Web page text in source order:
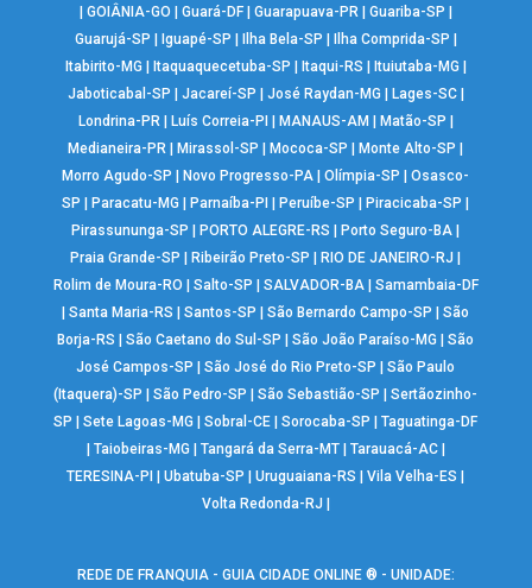
GOIÂNIA-GO Guará-DF| Guarapuava-PR| Guariba-SP
Guarujá-SP
Iguapé-SP Ilha Bela-SP Ilha Comprida-SP
Itabirito-MG
Itaquaquecetuba-SP Itaqui-RS Ituiutaba-MG
Jaboticabal-SP
Jacareí-SP José Raydan-MG Lages-SC|
Londrina-PR| Luís Correia-PI MANAUS-AM Matão-SP
Medianeira-PR
Mirassol-SP Mococa-SP Monte Alto-SP
Morro Agudo-SP
Novo Progresso-PA |Olímpia-SP |Osasco-
SP
Paracatu-MG Parnaíba-PI Peruíbe-SP Piracicaba-SP
Pirassununga-SP
PORTO ALEGRE-RS Porto Seguro-BA
Praia Grande-SP
Ribeirão Preto-SP RIO DE JANEIRO-RJ
Rolim de Moura-RO
Salto-SP SALVADOR-BA| Samambaia-DF
|Santa Maria-RS |Santos-SP |São Bernardo Campo-SP |São
Borja-RS
|São Caetano do Sul-SP |São João Paraíso-MG |São
José Campos-SP
|São José do Rio Preto-SP |São Paulo
(Itaquera)-SP
|São Pedro-SP |São Sebastião-SP |Sertãozinho-
SP
|Sete Lagoas-MG |Sobral-CE |Sorocaba-SP |Taguatinga-DF
Taiobeiras-MG Tangará da Serra-MT| Tarauacá-AC|
TERESINA-PI
|Ubatuba-SP |Uruguaiana-RS |Vila Velha-ES
Volta Redonda-RJ
REDE DE FRANQUIA - GUIA CIDADE ONLINE ® - UNIDADE: